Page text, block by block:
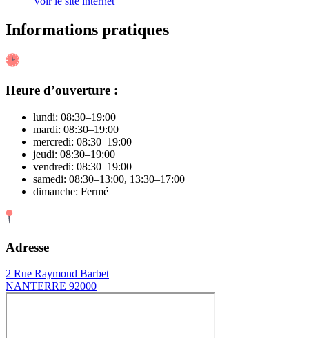
Informations pratiques
Heure d’ouverture :
lundi: 08:30–19:00
mardi: 08:30–19:00
mercredi: 08:30–19:00
jeudi: 08:30–19:00
vendredi: 08:30–19:00
samedi: 08:30–13:00, 13:30–17:00
dimanche: Fermé
Adresse
2 Rue Raymond Barbet
NANTERRE 92000